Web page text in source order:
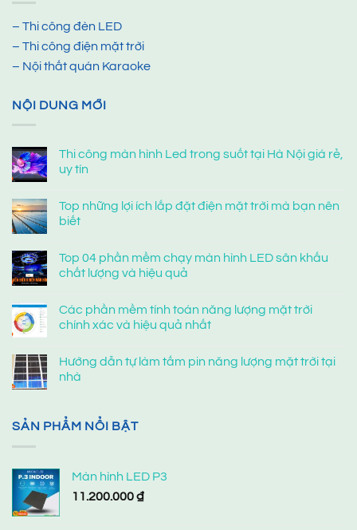
– Thi công đèn LED
– Thi công điện mặt trời
– Nội thất quán Karaoke
NỘI DUNG MỚI
Thi công màn hình Led trong suốt tại Hà Nội giá rẻ,
uy tín
Top những lợi ích lắp đặt điện mặt trời mà bạn nên
biết
Top 04 phần mềm chạy màn hình LED sân khấu
chất lượng và hiệu quả
Các phần mềm tính toán năng lượng mặt trời
chính xác và hiệu quả nhất
Hướng dẫn tự làm tấm pin năng lượng mặt trời tại
nhà
SẢN PHẨM NỔI BẬT
Màn hình LED P3
11.200.000₫